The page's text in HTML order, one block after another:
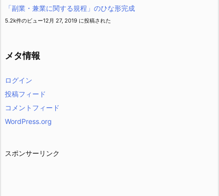
「副業・兼業に関する規程」のひな形完成
5.2k件のビュー12月 27, 2019 に投稿された
メタ情報
ログイン
投稿フィード
コメントフィード
WordPress.org
スポンサーリンク